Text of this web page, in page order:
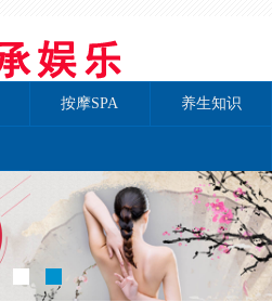
按摩SPA 养生知识